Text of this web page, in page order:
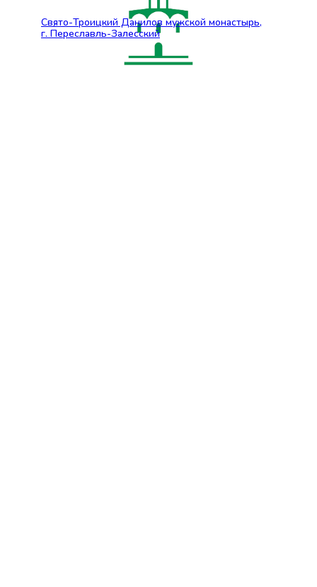
Свято-Троицкий Данилов мужской монастырь,
г. Переславль-Залесский